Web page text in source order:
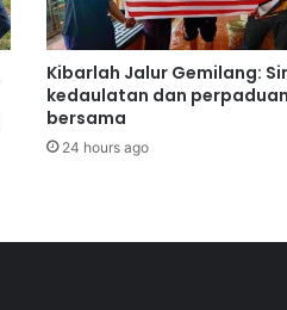
m
b
a
n
k
Kibarlah Jalur Gemilang:
kedaulatan dan perpaduan
bersama
24 hours ago